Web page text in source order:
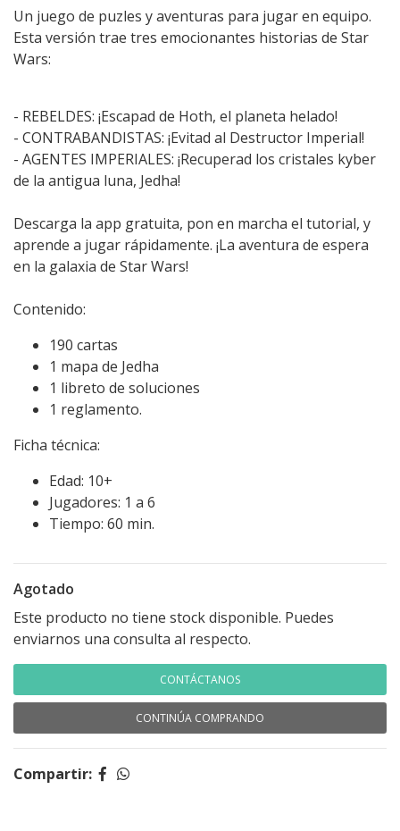
Un juego de puzles y aventuras para jugar en equipo.
Esta versión trae tres emocionantes historias de Star
Wars:
- REBELDES: ¡Escapad de Hoth, el planeta helado!
- CONTRABANDISTAS: ¡Evitad al Destructor Imperial!
- AGENTES IMPERIALES: ¡Recuperad los cristales kyber
de la antigua luna, Jedha!
Descarga la app gratuita, pon en marcha el tutorial, y
aprende a jugar rápidamente. ¡La aventura de espera
en la galaxia de Star Wars!
Contenido:
190 cartas
1 mapa de Jedha
1 libreto de soluciones
1 reglamento.
Ficha técnica:
Edad: 10+
Jugadores: 1 a 6
Tiempo: 60 min.
Agotado
Este producto no tiene stock disponible. Puedes
enviarnos una consulta al respecto.
CONTÁCTANOS
CONTINÚA COMPRANDO
Compartir: